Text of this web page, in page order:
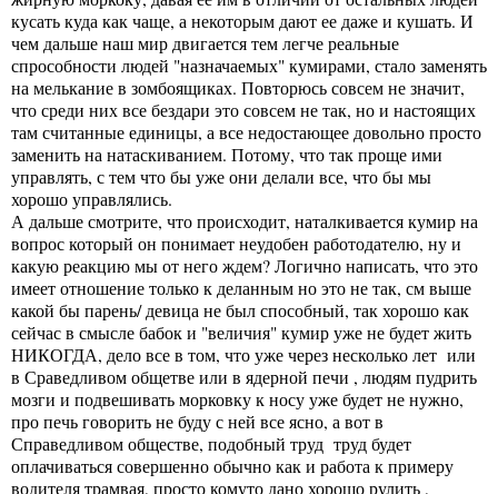
кусать куда как чаще, а некоторым дают ее даже и кушать. И
чем дальше наш мир двигается тем легче реальные
спрособности людей "назначаемых" кумирами, стало заменять
на мелькание в зомбоящиках. Повторюсь совсем не значит,
что среди них все бездари это совсем не так, но и настоящих
там считанные единицы, а все недостающее довольно просто
заменить на натаскиванием. Потому, что так проще ими
управлять, с тем что бы уже они делали все, что бы мы
хорошо управлялись.
А дальше смотрите, что происходит, наталкивается кумир на
вопрос который он понимает неудобен работодателю, ну и
какую реакцию мы от него ждем? Логично написать, что это
имеет отношение только к деланным но это не так, см выше
какой бы парень/ девица не был способный, так хорошо как
сейчас в смысле бабок и "величия" кумир уже не будет жить
НИКОГДА, дело все в том, что уже через несколько лет или
в Сраведливом общетве или в ядерной печи , людям пудрить
мозги и подвешивать морковку к носу уже будет не нужно,
про печь говорить не буду с ней все ясно, а вот в
Справедливом обществе, подобный труд труд будет
оплачиваться совершенно обычно как и работа к примеру
водителя трамвая, просто комуто дано хорошо рулить ,